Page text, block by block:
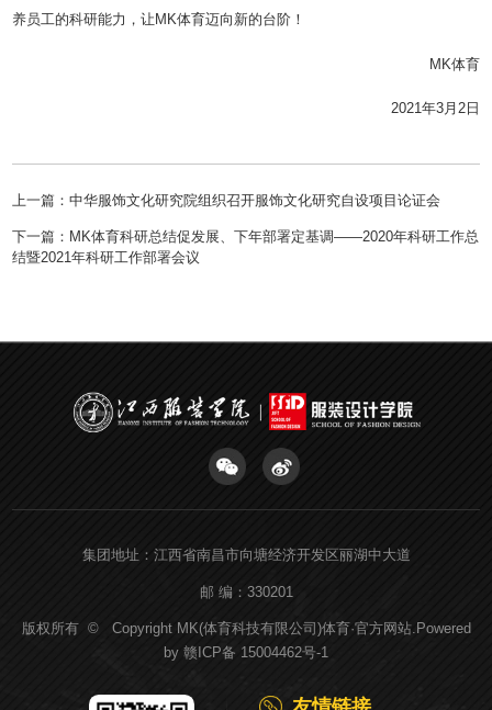
养员工的科研能力，让MK体育迈向新的台阶！
MK体育
2021年3月2日
上一篇：中华服饰文化研究院组织召开服饰文化研究自设项目论证会
下一篇： MK体育科研总结促发展、下年部署定基调——2020年科研工作总
结暨2021年科研工作部署会议
集团地址：江西省南昌市向塘经济开发区丽湖中大道
邮 编：330201
版权所有 © Copyright MK(体育科技有限公司)体育·官方网站.Powered
by 赣ICP备 15004462号-1